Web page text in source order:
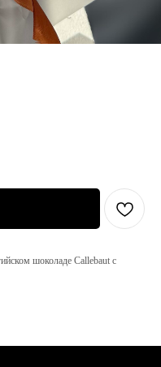
шоколаде Callebaut с